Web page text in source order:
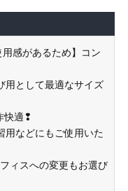
用感があるため】コン
用として最適なサイズ
快適❢
用などにもご使用いた
ィスへの変更もお選び